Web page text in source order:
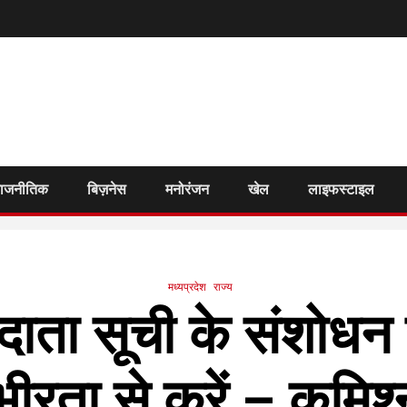
बिज़नेस मनोरंजन खेल लाइफस्टाइल
मध्यप्रदेश राज्य
सूची के संशोधन